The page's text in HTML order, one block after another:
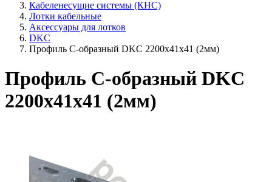
Кабеленесущие системы (КНС)
Лотки кабельные
Аксессуары для лотков
DKC
Профиль С-образный DKC 2200х41х41 (2мм)
Профиль С-образный DKC
2200х41х41 (2мм)